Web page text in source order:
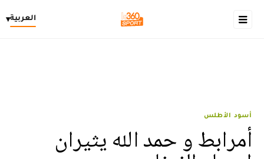
العربية▾
أسود الأطلس
أمرابط و حمد الله يثيران